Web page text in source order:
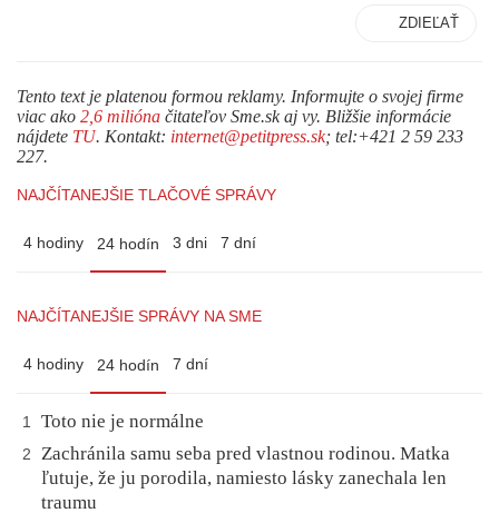
ZDIEĽAŤ
Tento text je platenou formou reklamy. Informujte o svojej firme
viac ako 2,6 milióna čitateľov Sme.sk aj vy. Bližšie informácie
nájdete TU. Kontakt: internet@petitpress.sk; tel:+421 2 59 233
227.
NAJČÍTANEJŠIE TLAČOVÉ SPRÁVY
4 hodiny 24 hodín 3 dni 7 dní
NAJČÍTANEJŠIE SPRÁVY NA SME
4 hodiny 24 hodín 7 dní
1 Toto nie je normálne
2
Zachránila samu seba pred vlastnou rodinou. Matka
ľutuje, že ju porodila, namiesto lásky zanechala len
traumu